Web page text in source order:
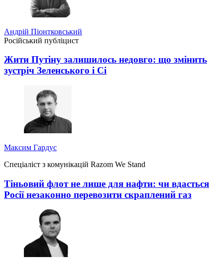
Андрій Піонтковський
Російський публіцист
Жити Путіну залишилось недовго: що змінить
зустріч Зеленського і Сі
Максим Гардус
Спеціаліст з комунікацій Razom We Stand
Тіньовий флот не лише для нафти: чи вдасться
Росії незаконно перевозити скраплений газ